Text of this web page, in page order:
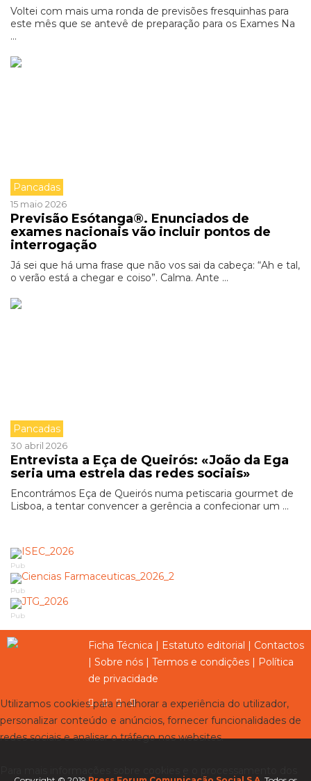
Voltei com mais uma ronda de previsões fresquinhas para
este mês que se antevê de preparação para os Exames Na
...
Pancadas
15 maio 2026
Previsão Esótanga®. Enunciados de
exames nacionais vão incluir pontos de
interrogação
Já sei que há uma frase que não vos sai da cabeça: “Ah e tal,
o verão está a chegar e coiso”. Calma. Ante ...
Pancadas
30 abril 2026
Entrevista a Eça de Queirós: «João da Ega
seria uma estrela das redes sociais»
Encontrámos Eça de Queirós numa petiscaria gourmet de
Lisboa, a tentar convencer a gerência a confecionar um ...
Pub
Pub
Pub
Ficha Técnica | Estatuto editorial | Contactos
| Sobre nós | Termos e condições | Política
de privacidade
Utilizamos cookies para melhorar a experiência do utilizador,
personalizar conteúdo e anúncios, fornecer funcionalidades de
redes sociais e analisar o tráfego nos websites.